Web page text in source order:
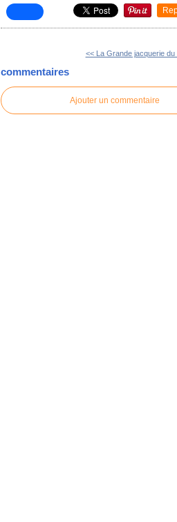
<< La Grande jacquerie du
commentaires
Ajouter un commentaire